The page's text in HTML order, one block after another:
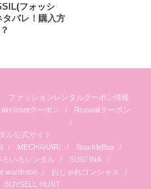
フォッシ
タバレ！購入方
ファッションレンタルクーポン情報
airclosetクーポン
Rcawaiiクーポン
ル公式サイト
MECHAKARI
SparkleBox
ろいろレンタル
SUSTINA
wardrobe
おしゃれコンシャス
BUYSELL HUNT